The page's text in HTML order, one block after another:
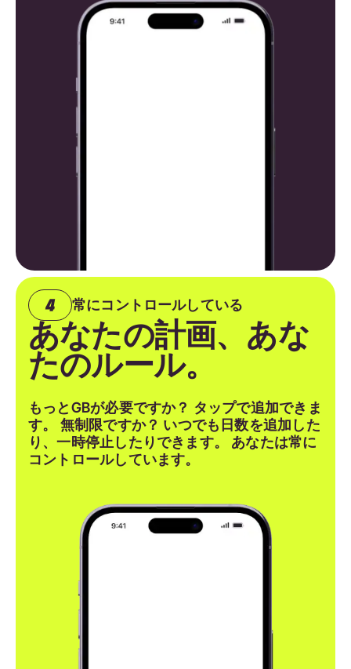
常にコントロールしている
あなたの計画、あな
たのルール。
もっとGBが必要ですか？ タップで追加できま
す。 無制限ですか？ いつでも日数を追加した
り、一時停止したりできます。 あなたは常に
コントロールしています。